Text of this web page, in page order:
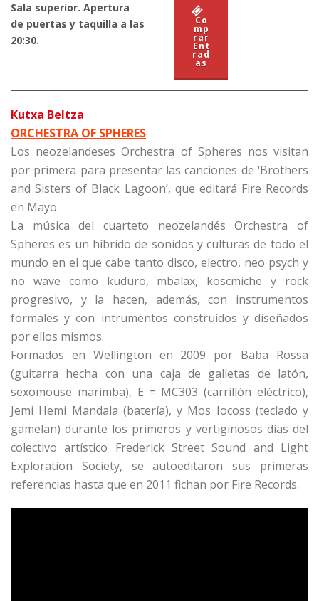
Sala superior. Apertura
de puertas y taquilla a las
20:30.
Co
mp
rar
Ent
rad
as
Kutxa Beltza
ORCHESTRA OF SPHERES
Los neozelandeses Orchestra of Spheres nos visitan
por primera para presentar las canciones de ‘Brothers
and Sisters of Black Lagoon’, que editará Fire Records
en Mayo.
La música del cuarteto neozelandés Orchestra of
Spheres es un híbrido de sonidos y culturas de todo el
mundo en el que cabe tanto disco, electro, neo psych y
no wave como kuduro, mbalax, koscmiche y rock
progresivo, y la hacen, además, con instrumentos
formales y con intrumentos construídos y diseñados
por ellos mismos.
Formados en Wellington en 2009 por Baba Rossa
(guitarra hecha con una caja de galletas de latón,
sexomouse marimba), E = MC303 (carrillón eléctrico),
Jemi Hemi Mandala (batería), y Mos Iocoss (teclado y
gamelan) durante los primeros y vertiginosos días del
colectivo artístico Frederick Street Sound and Light
Exploration Society, se autoeditaron sus primeras
referencias hasta que en 2011 fichan por Fire Records.